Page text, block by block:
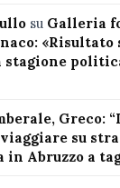
su Galleria
stagione
Greco:
su
in Abruzzo a